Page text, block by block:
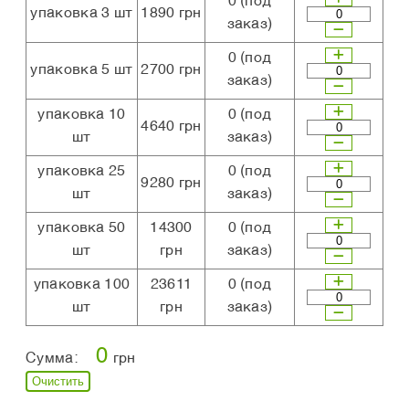
упаковка 3 шт 1890 грн
заказ)
упаковка 5 шт 2700 грн
0(под
заказ)
упаковка 10
шт
4640 грн
0(под
заказ)
упаковка 25
шт
9280 грн
0(под
заказ)
упаковка 50
шт
14300
грн
0(под
заказ)
упаковка 100
шт
23611
грн
0(под
заказ)
Сумма: 0 грн
Очистить